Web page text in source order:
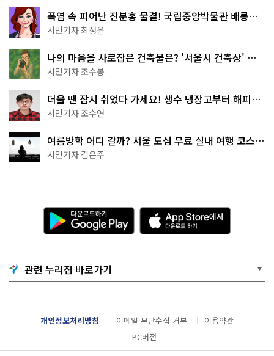
폭염 속 피어난 진분홍 물결! 국립중앙박물관 배롱나
무 명소
시민기자 최정윤
나의 마음을 사로잡은 건축물은? '서울시 건축상' 수
상작 공개!
시민기자 조수봉
더울 땐 잠시 쉬었다 가세요! 생수 냉장고부터 해피소
·무더위쉼터까지
시민기자 조수연
여름방학 어디 갈까? 서울 도심 무료 실내 여행 코스
추천
시민기자 김은주
다
운
로
기
G
o
g
l
e
A
p
p
e
서
다
운
관련 누리집 바로가기
개인정보처리방침 이메일 무단수집 거부
이용약관
PC버전